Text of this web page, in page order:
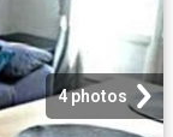
4 photos